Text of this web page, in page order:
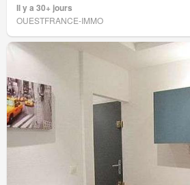
Il y a 30+ jours
OUESTFRANCE-IMMO